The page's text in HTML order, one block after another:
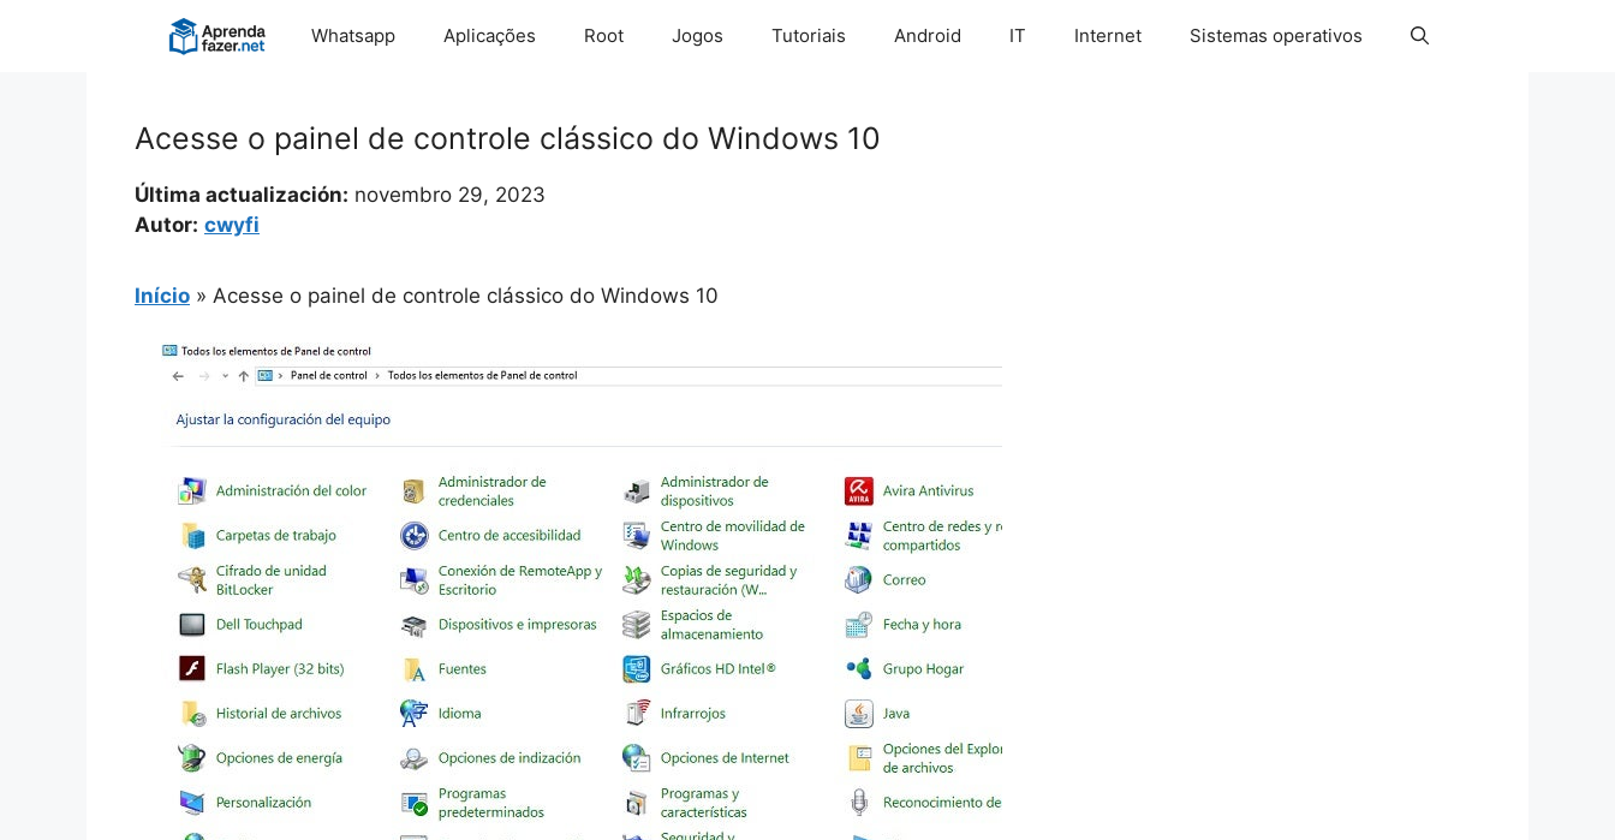
Whatsapp Aplicações Root Jogos Tutoriais Android IT Internet Sistemas operativos
Acesse o painel de controle clássico do Windows 10
Última actualización: novembro 29, 2023
Autor: cwyfi
Início » Acesse o painel de controle clássico do Windows 10